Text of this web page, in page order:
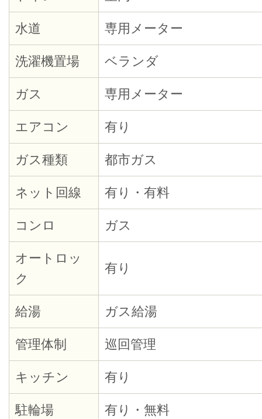
水道 専用メーター
洗濯機置場 ベランダ
ガス 専用メーター
エアコン 有り
ガス種類 都市ガス
ネット回線 有り・有料
コンロ ガス
オートロッ
ク
有り
給湯 ガス給湯
管理体制 巡回管理
キッチン 有り
駐輪場 有り・無料